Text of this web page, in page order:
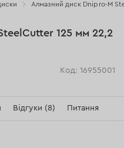
Алмазний диск Dnipro-M
125 мм 22,2
Код: 16955001
Відгуки (8) Питання